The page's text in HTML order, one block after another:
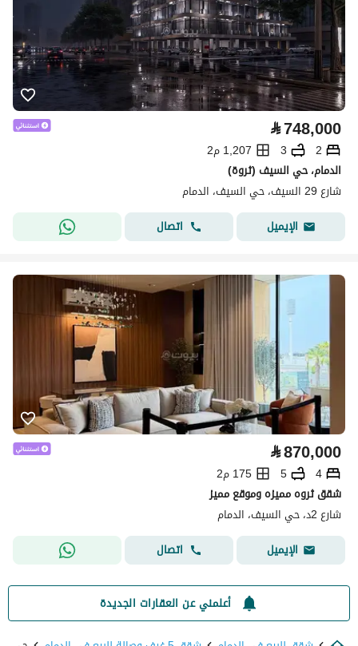
⃁748,000
2
3
1,207 م2
الدمام، حي السيف (ثروة)
شارع 29 السيف، حي السيف، الدمام
الإيميل
اتصال
⃁870,000
4
5
175 م2
شقق ثروه مميزه وموقع مميز
شارع 2د، حي السيف، الدمام
الإيميل
اتصال
أعلمني عن العقارات الجديدة